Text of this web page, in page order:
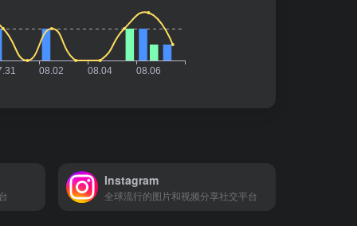
Instagram
全球流行的图片和视频分享社交平台